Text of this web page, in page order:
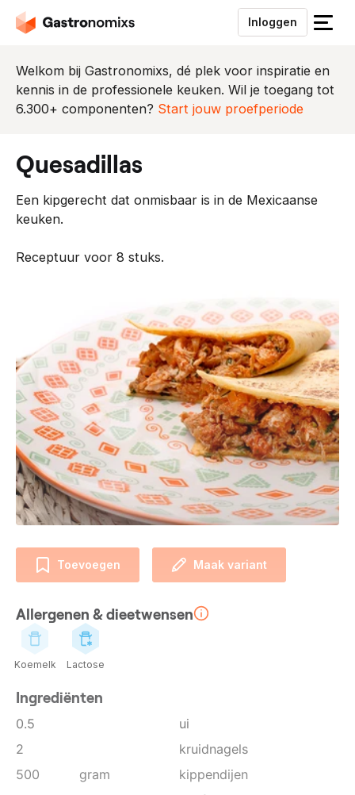
Inloggen
S
u
i
e
Welkom bij Gastronomixs, dé plek voor inspiratie en
kennis in de professionele keuken. Wil je toegang tot
6.300+ componenten? Start jouw proefperiode
quesadillas
Een kipgerecht dat onmisbaar is in de Mexicaanse
keuken.
Receptuur voor 8 stuks.
Toevoegen Maak variant
Allergenen & dieetwensen
Koemelk Lactose
Ingrediënten
0.5
ui
2
kruidnagels
500
gram
kippendijen